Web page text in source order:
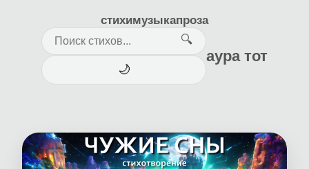
стихимузыкапроза
🔍
🌙
аура тот